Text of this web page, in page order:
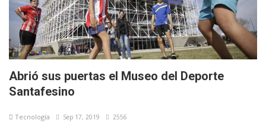
Abrió sus puertas el Museo del Deporte
Santafesino
Tecnología Sep 17, 2019 2556